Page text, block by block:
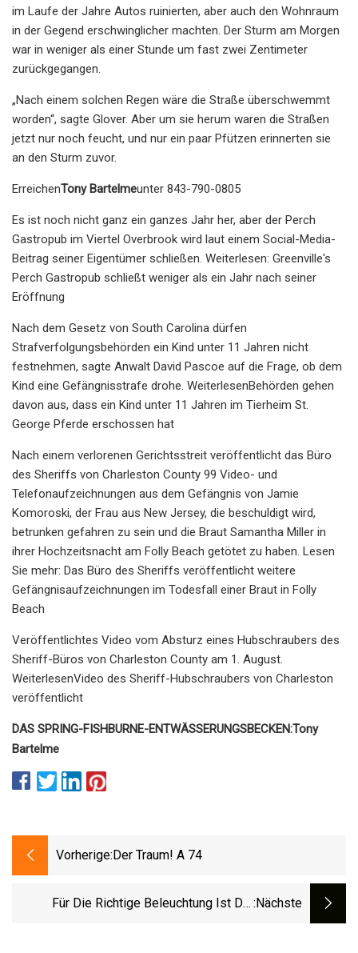
im Laufe der Jahre Autos ruinierten, aber auch den Wohnraum
in der Gegend erschwinglicher machten. Der Sturm am Morgen
war in weniger als einer Stunde um fast zwei Zentimeter
zurückgegangen.
„Nach einem solchen Regen wäre die Straße überschwemmt
worden“, sagte Glover. Aber um sie herum waren die Straßen
jetzt nur noch feucht, und nur ein paar Pfützen erinnerten sie
an den Sturm zuvor.
ErreichenTony Bartelmeunter 843-790-0805
Es ist noch nicht ganz ein ganzes Jahr her, aber der Perch
Gastropub im Viertel Overbrook wird laut einem Social-Media-
Beitrag seiner Eigentümer schließen. Weiterlesen: Greenville's
Perch Gastropub schließt weniger als ein Jahr nach seiner
Eröffnung
Nach dem Gesetz von South Carolina dürfen
Strafverfolgungsbehörden ein Kind unter 11 Jahren nicht
festnehmen, sagte Anwalt David Pascoe auf die Frage, ob dem
Kind eine Gefängnisstrafe drohe. WeiterlesenBehörden gehen
davon aus, dass ein Kind unter 11 Jahren im Tierheim St.
George Pferde erschossen hat
Nach einem verlorenen Gerichtsstreit veröffentlicht das Büro
des Sheriffs von Charleston County 99 Video- und
Telefonaufzeichnungen aus dem Gefängnis von Jamie
Komoroski, der Frau aus New Jersey, die beschuldigt wird,
betrunken gefahren zu sein und die Braut Samantha Miller in
ihrer Hochzeitsnacht am Folly Beach getötet zu haben. Lesen
Sie mehr: Das Büro des Sheriffs veröffentlicht weitere
Gefängnisaufzeichnungen im Todesfall einer Braut in Folly
Beach
Veröffentlichtes Video vom Absturz eines Hubschraubers des
Sheriff-Büros von Charleston County am 1. August.
WeiterlesenVideo des Sheriff-Hubschraubers von Charleston
veröffentlicht
DAS SPRING-FISHBURNE-ENTWÄSSERUNGSBECKEN:Tony
Bartelme
Vorherige: Der Traum! A 74
Für Die Richtige Beleuchtung Ist Die :nächste